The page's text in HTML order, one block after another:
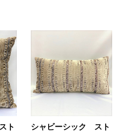
ト
シャビーシック スト